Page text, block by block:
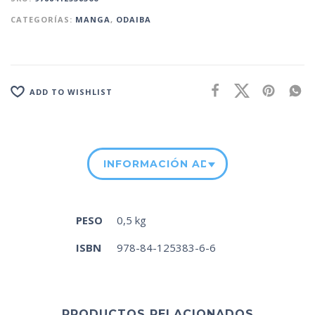
CATEGORÍAS: MANGA, ODAIBA
ADD TO WISHLIST
INFORMACIÓN ADICIONAL
PESO
0,5 kg
ISBN
978-84-125383-6-6